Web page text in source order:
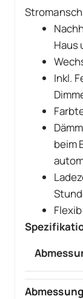
Haus
Inkl.
beim